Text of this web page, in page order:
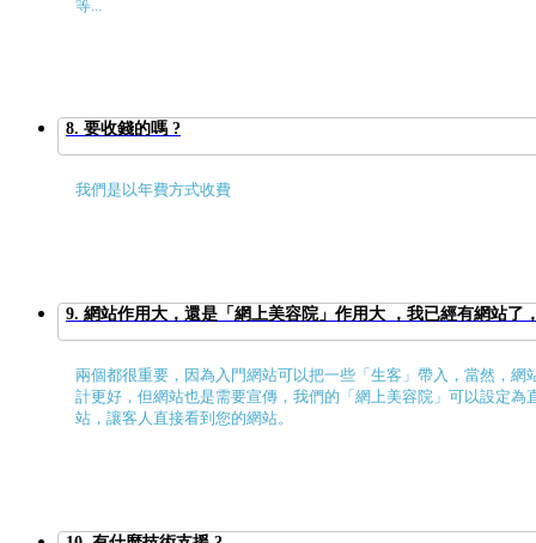
等...
8. 要收錢的嗎 ?
我們是以年費方式收費
9. 網站作用大，還是「網上美容院」作用大 ，我已經有網站了
兩個都很重要，因為入門網站可以把一些「生客」帶入，當然，網
計更好，但網站也是需要宣傳，我們的「網上美容院」可以設定為
站，讓客人直接看到您的網站。